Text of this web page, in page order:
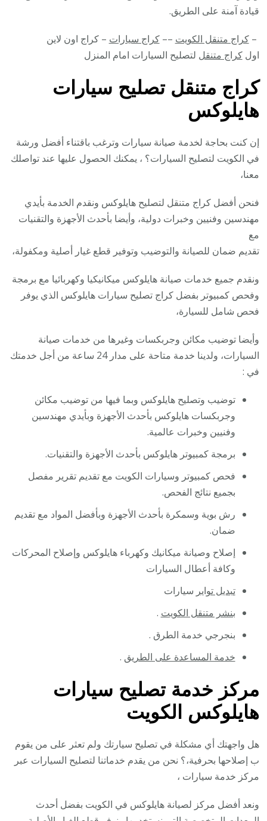
قيادة آمنة على الطريق.
–كراج متنقل الكويت ––كراج سيارات – كراج اون لاين
اولكراج متنقل لتصليح السيارات امام المنزل
كراج متنقل تصليح سيارات
هايلوكس
إن كنت بحاجة لخدمة صيانة سيارات وترغب باقتناء أفضل ورشة
في الكويت لتصليح السيارات؟ ، يمكنك الحصول عليها عند تواصلك
معنا،
فنحن أفضل كراج متنقل لتصليح هايلوكس ونقدم الخدمة بأيدي
مهندسين وفنيين وخبرات دولية، وأيضا بأحدث الأجهزة والتقنيات
مع
تقديم ضمان للصيانة والتوضيب وتوفير قطع غيار أصلية ومكفولة،
ونقدم جميع خدمات صيانة هايلوكس ميكانيكيا وكهربائيا مع برمجة
وفحص كمبيوتر بفضل كراج تصليح سيارات هايلوكس الذي يوفر
فحص شامل للسيارة،
وأيضا توضيب مكائن وجربكسات وغيرها من خدمات صيانة
السيارات، ولدينا خدمة متاحة على مدار 24 ساعة من أجل خدمتك
في :
توضيب وتصليح هايلوكس وبما فيها من توضيب مكائن
وجربكسات هايلوكس بأحدث الأجهزة وبأيدي مهندسين
وفنيين وخبرات عالمية.
برمجة كمبيوتر هايلوكس بأحدث الأجهزة والتقنيات.
فحص كمبيوتر وسيارات الكويت مع تقديم تقرير مفصل
بجميع نتائج الفحص.
رش بوية وسمكرة بأحدث الأجهزة وبأفضل المواد مع تقديم
ضمان.
إصلاح وصيانة ميكانيك وكهرباء هايلوكس وإصلاح المحركات
وكافة أعطال السيارات
تبديل تواير سيارات
بنشر متنقل الكويت .
بنجرجي خدمة الطرق .
خدمة المساعدة على الطريق .
مركز خدمة تصليح سيارات
هايلوكس الكويت
هل واجهتك أي مشكلة في تصليح سيارتك ولم تعثر على من يقوم
ب إصلاحها بحرفية،؟ نحن من يقدم خدماتنا لتصليح السيارات عبر
مركز خدمة سيارات ،
ونعد أفضل مركز لصيانة هايلوكس في الكويت بفضل أحدث